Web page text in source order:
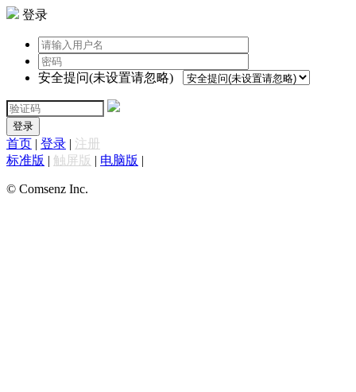
登录
安全提问(未设置请忽略)
登录
首页 | 登录 | 注册
标准版 | 触屏版 | 电脑版 |
© Comsenz Inc.